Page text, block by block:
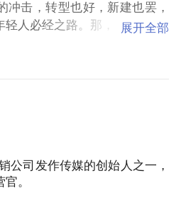
们不妨一起探讨如何解决。
冲击，转型也好，新建也罢，
人必经之路。那，
轻人？
不妨一起探讨如何解决。
果你已经很清楚自己的问题，
便我更好地准备，让我们的约
展开全部
公司发作传媒的创始人之一，
。